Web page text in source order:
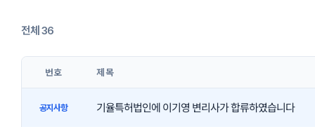
전체 36
번호 제목
공지사항 기율특허법인에 이기영 변리사가 합류하였습니다